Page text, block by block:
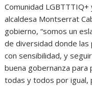
Comunidad
alcaldesa Montserrat
gobierno, “somos un
de diversidad donde
con sensibilidad, y
buena gobernanza
todas y todos por igual,